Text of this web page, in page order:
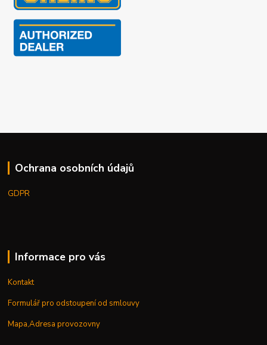
Ochrana osobních údajů
GDPR
Informace pro vás
Kontakt
Formulář pro odstoupení od smlouvy
Mapa,Adresa provozovny